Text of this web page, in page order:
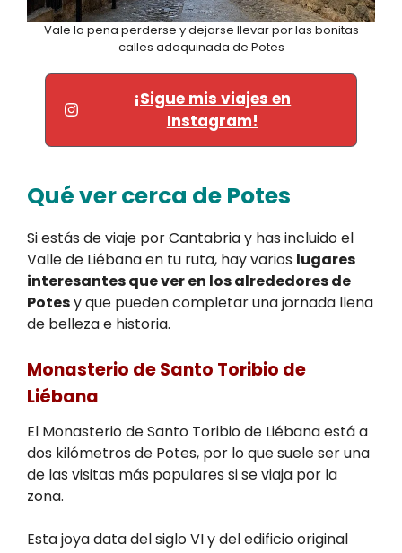
Vale la pena perderse y dejarse llevar por las bonitas
calles adoquinada de Potes
¡Sigue mis viajes en
Instagram!
Qué ver cerca de Potes
Si estás de viaje por Cantabria y has incluido el
Valle de Liébana en tu ruta, hay varios lugares
interesantes que ver en los alrededores de
Potesy que pueden completar una jornada llena
de belleza e historia.
Monasterio de Santo Toribio de
Liébana
El Monasterio de Santo Toribio de Liébana está a
dos kilómetros de Potes, por lo que suele ser una
de las visitas más populares si se viaja por la
zona.
Esta joya data del siglo VI y del edificio original